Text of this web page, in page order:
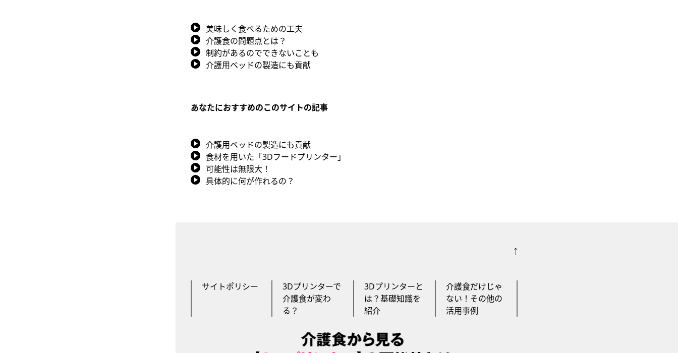
美味しく食べるための工夫
介護食の問題点とは？
制約があるのでできないことも
介護用ベッドの製造にも貢献
あなたにおすすめのこのサイトの記事
介護用ベッドの製造にも貢献
食材を用いた「3Dフードプリンター」
可能性は無限大！
具体的に何が作れるの？
サイトポリシー
3Dプリンターで
介護食が変わ
る？
3Dプリンターと
は？基礎知識を
紹介
介護食だけじゃ
ない！その他の
活用事例